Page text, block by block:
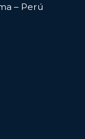
– Perú